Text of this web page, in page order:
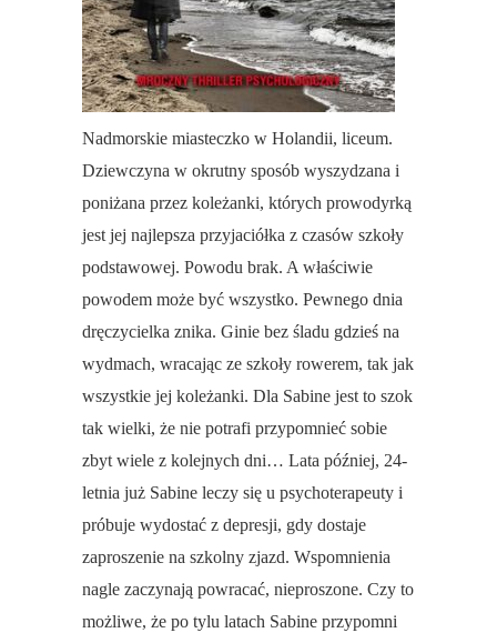
Nadmorskie miasteczko w Holandii, liceum.
Dziewczyna w okrutny sposób wyszydzana i
poniżana przez koleżanki, których prowodyrką
jest jej najlepsza przyjaciółka z czasów szkoły
podstawowej. Powodu brak. A właściwie
powodem może być wszystko. Pewnego dnia
dręczycielka znika. Ginie bez śladu gdzieś na
wydmach, wracając ze szkoły rowerem, tak jak
wszystkie jej koleżanki. Dla Sabine jest to szok
tak wielki, że nie potrafi przypomnieć sobie
zbyt wiele z kolejnych dni… Lata później, 24-
letnia już Sabine leczy się u psychoterapeuty i
próbuje wydostać z depresji, gdy dostaje
zaproszenie na szkolny zjazd. Wspomnienia
nagle zaczynają powracać, nieproszone. Czy to
możliwe, że po tylu latach Sabine przypomni